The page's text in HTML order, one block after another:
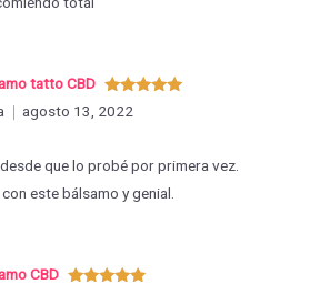
Valorado
con
tatto CBD
agosto 13, 2022
que lo probé por primera vez.
este bálsamo y genial.
CBD